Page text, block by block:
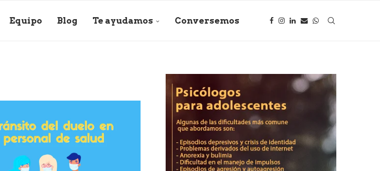
Equipo Blog Te ayudamos Conversemos